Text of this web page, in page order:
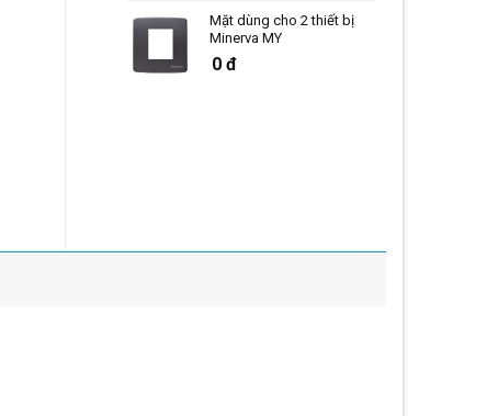
Mặt dùng cho 2 thiết bị
Minerva MY
0 đ